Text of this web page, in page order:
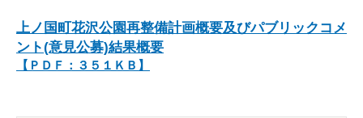
上ノ国町花沢公園再整備計画概要及びパブリックコメ
ント(意見公募)結果概要
【ＰＤＦ：３５１ＫＢ】